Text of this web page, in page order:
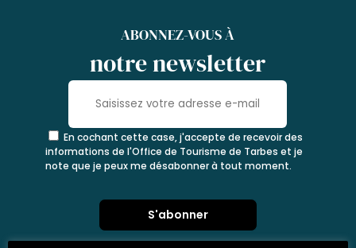
ABONNEZ-VOUS À
notre newsletter
En cochant cette case, j'accepte de recevoir des
informations de l'Office de Tourisme de Tarbes et je
note que je peux me désabonner à tout moment.